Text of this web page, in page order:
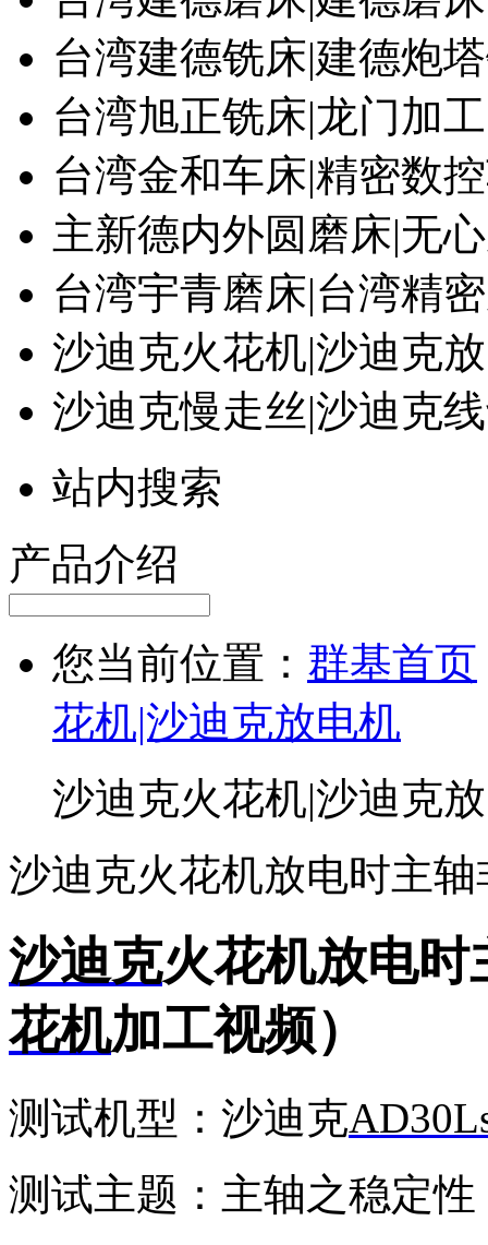
台湾建德铣床|建德炮
台湾旭正铣床|龙门加
台湾金和车床|精密数
主新德内外圆磨床|无
台湾宇青磨床|台湾精
沙迪克火花机|沙迪克
沙迪克慢走丝|沙迪克
站内搜索
产品介绍
您当前位置： 群基首页
花机|沙迪克放电机
沙迪克火花机|沙迪克
沙迪克火花机放电时主
沙迪克火花机放电时
花机加工视频）
测试机型：沙迪克
测试主题：主轴之稳定性